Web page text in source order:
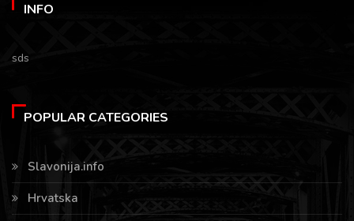
INFO
sds
POPULAR CATEGORIES
Slavonija.info
Hrvatska